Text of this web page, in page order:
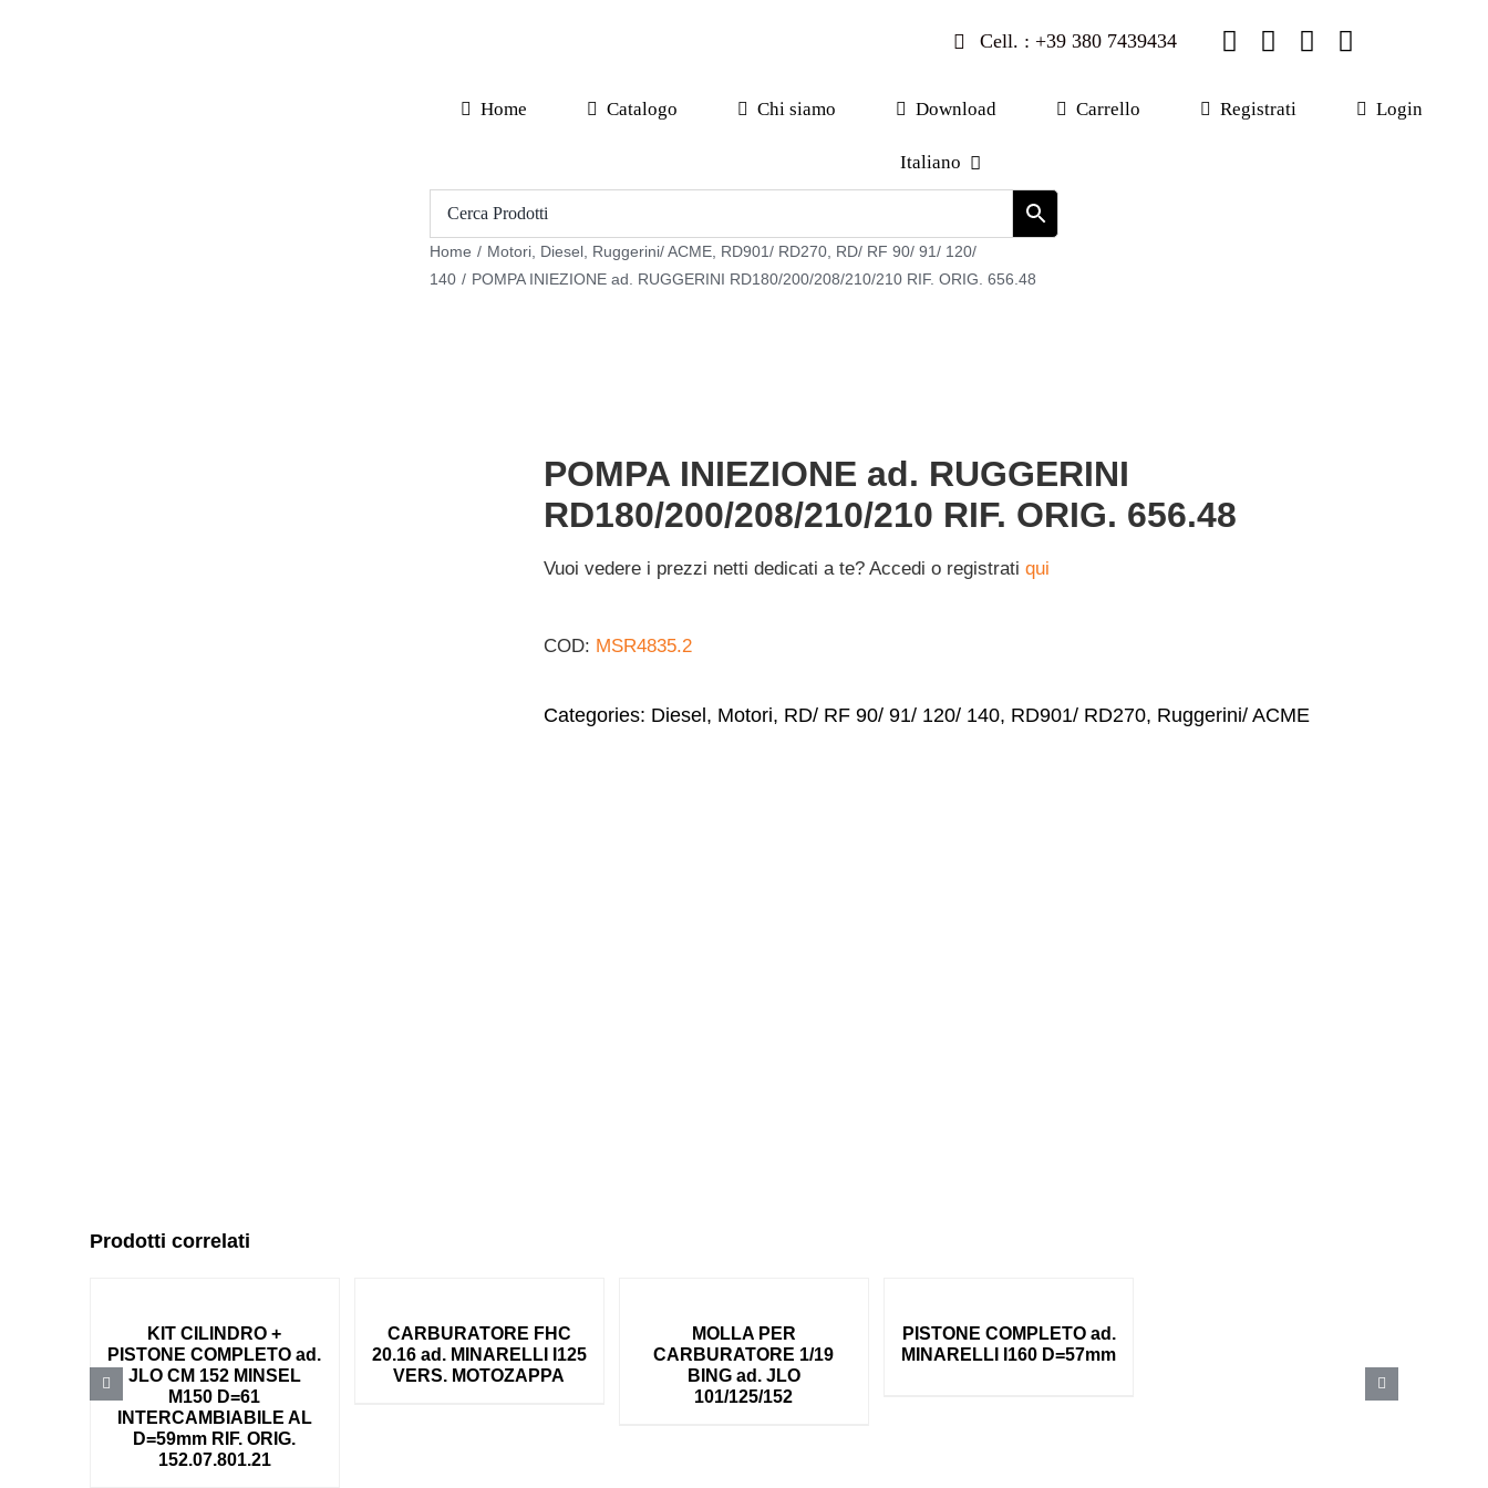
Cell. : +39 380 7439434
Home Catalogo Chi siamo Download Carrello Registrati Login
Italiano
Home / Motori Diesel Ruggerini/ ACME RD901/ RD270 RD/ RF 90/ 91/ 120/
140 / POMPA INIEZIONE ad. RUGGERINI RD180/200/208/210/210 RIF. ORIG. 656.48
POMPA INIEZIONE ad. RUGGERINI
RD180/200/208/210/210 RIF. ORIG. 656.48
Vuoi vedere i prezzi netti dedicati a te? Accedi o registrati qui
COD: MSR4835.2
Categories: Diesel , Motori, RD/ RF 90/ 91/ 120/ 140, RD901/ RD270, Ruggerini/ ACME
Prodotti correlati
KIT CILINDRO +
PISTONE COMPLETO ad.
JLO CM 152 MINSEL
M150 D=61
INTERCAMBIABILE AL
D=59mm RIF. ORIG.
152.07.801.21
CARBURATORE FHC
20.16 ad. MINARELLI I125
VERS. MOTOZAPPA
MOLLA PER
CARBURATORE 1/19
BING ad. JLO
101/125/152
PISTONE COMPLETO ad.
MINARELLI I160 D=57mm